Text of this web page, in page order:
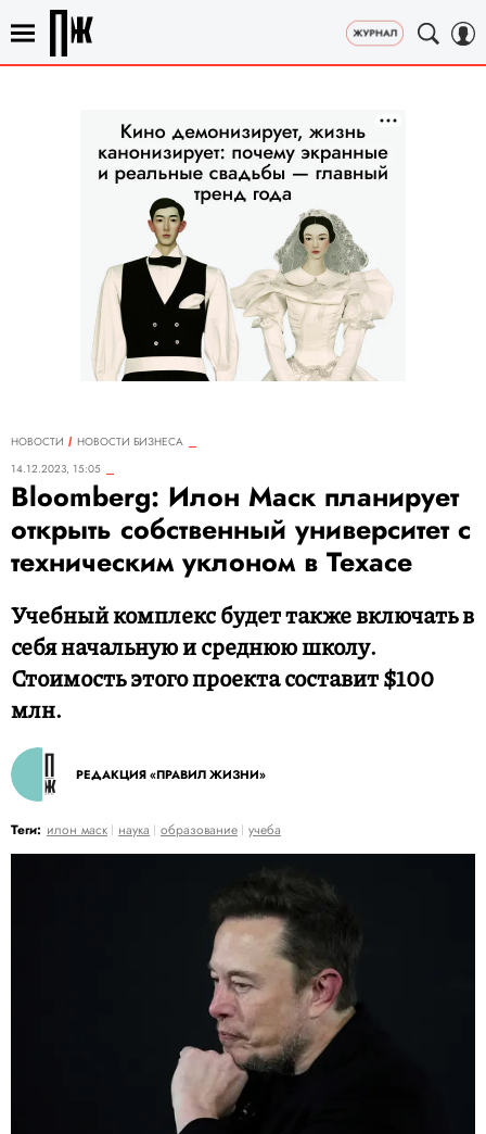
НОВОСТИ
НОВОСТИ БИЗНЕСА
14.12.2023, 15:05
Bloomberg: Илон Маск планирует
открыть собственный университет с
техническим уклоном в Техасе
Учебный комплекс будет также включать в
себя начальную и среднюю школу.
Стоимость этого проекта составит $100
млн.
РЕДАКЦИЯ «ПРАВИЛ ЖИЗНИ»
Теги: илон маск наука образование учеба